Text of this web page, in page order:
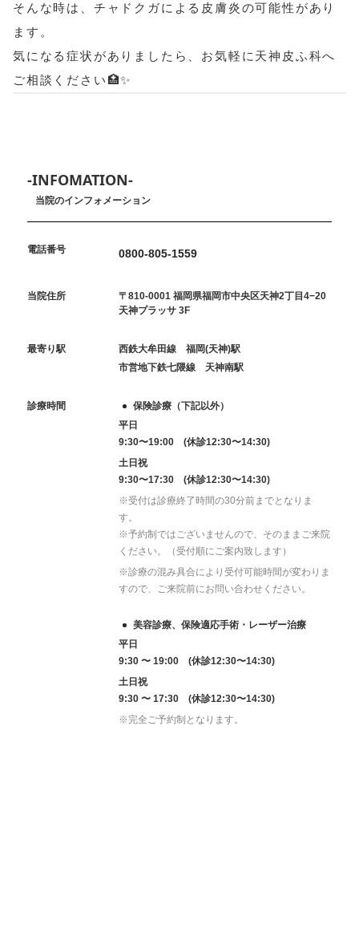
そんな時は、チャドクガによる皮膚炎の可能性があり
ます。
気になる症状がありましたら、お気軽に天神皮ふ科へ
ご相談ください🏥✨
-INFOMATION-
当院のインフォメーション
電話番号 0800-805-1559
当院住所
〒810-0001 福岡県福岡市中央区天神2丁目4−20
天神プラッサ 3F
最寄り駅
西鉄大牟田線 福岡(天神)駅
市営地下鉄七隈線 天神南駅
診療時間
保険診療（下記以外）
平日
9:30〜19:00 (休診12:30〜14:30)
土日祝
9:30〜17:30 (休診12:30〜14:30)
※受付は診療終了時間の30分前までとなりま
す。
※予約制ではございませんので、そのままご来院
ください。（受付順にご案内致します）
※診療の混み具合により受付可能時間が変わりま
すので、ご来院前にお問い合わせください。
美容診療、保険適応手術・レーザー治療
平日
9:30 〜 19:00 (休診12:30〜14:30)
土日祝
9:30 〜 17:30 (休診12:30〜14:30)
※完全ご予約制となります。